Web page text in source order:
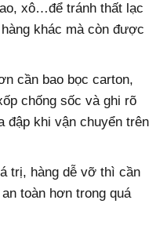
xô…để tránh thất lạc
khác mà còn được
cần bao bọc carton,
chống sốc và ghi rõ
đập khi vận chuyển trên
trị, hàng dễ vỡ thì cần
toàn hơn trong quá